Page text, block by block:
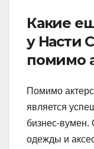
Какие
у Насти
помимо
Помимо
является
бизнес-вумен.
одежды и